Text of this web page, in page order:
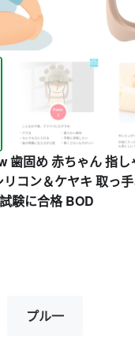
固め 赤ちゃん 指し
コン＆ケヤキ 取っ
験に合格 BOD
プル一